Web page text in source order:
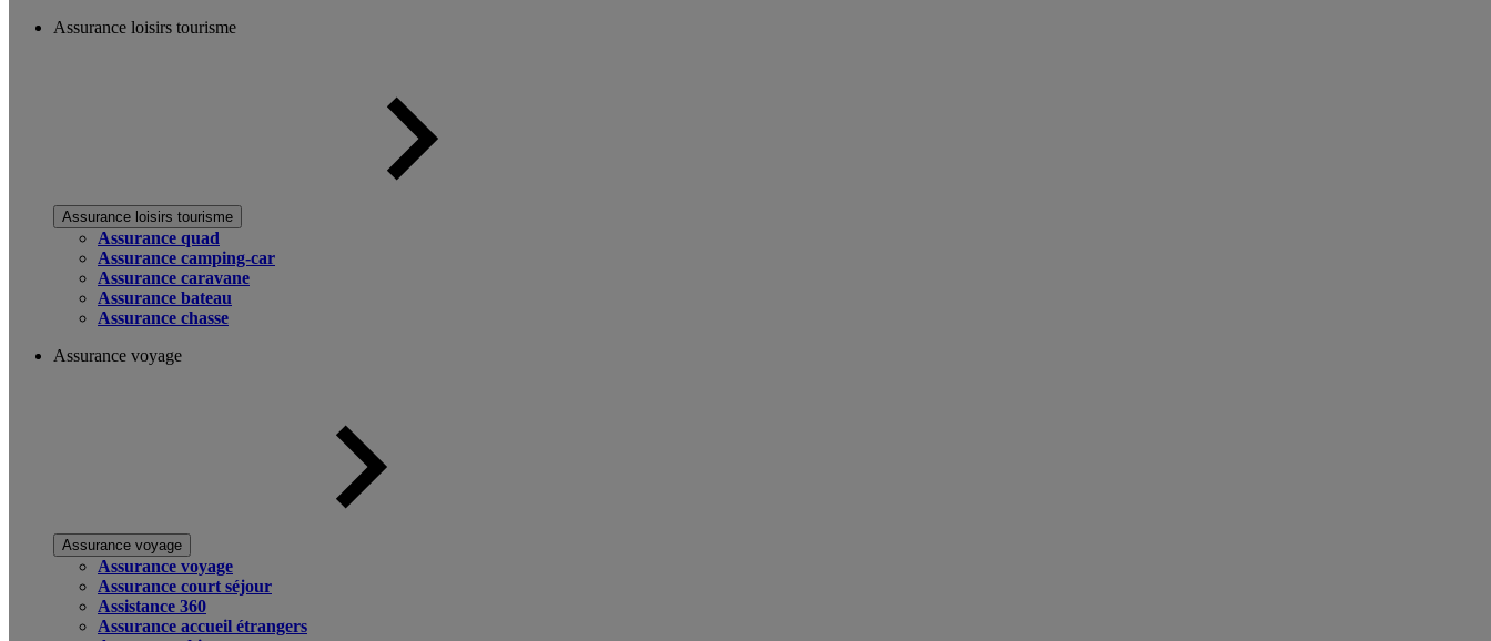
Assurance loisirs tourisme
Assurance loisirs tourisme
Assurance quad
Assurance camping-car
Assurance caravane
Assurance bateau
Assurance chasse
Assurance voyage
Assurance voyage
Assurance voyage
Assurance court séjour
Assistance 360
Assurance accueil étrangers